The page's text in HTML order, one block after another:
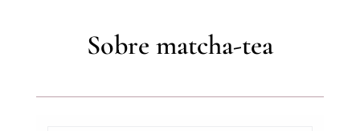
Sobre matcha-tea